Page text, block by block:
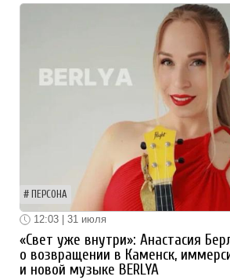
ПЕРСОНА
12:03 | 31 июля
«Свет уже внутри»: Анастасия
о возвращении в Каменск,
и новой музыке BERLYA